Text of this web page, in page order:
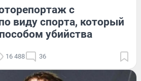
с
виду спорта, который
убийства
16 488 36